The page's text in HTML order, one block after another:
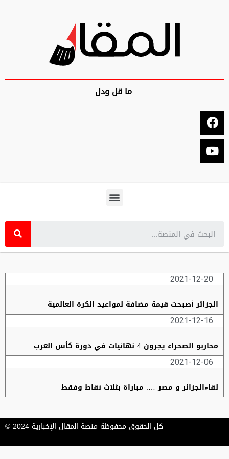
ما قل ودل
2021-12-20
الجزائر أصبحت قيمة مضافة لمواعيد الكرة العالمية
2021-12-16
محاربو الصحراء يجرون 4 نهائيات في دورة كأس العرب
2021-12-06
لقاءالجزائر و مصر …. مباراة بثلاث نقاط وفقط
كل الحقوق محفوظة منصة المقال الإخبارية 2024 ©